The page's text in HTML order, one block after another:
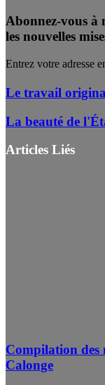
Abonnez-vous à
les nouvelles
Entrez votre adresse
Le travail
La beauté de
Articles Liés
Compilation des
Calonge